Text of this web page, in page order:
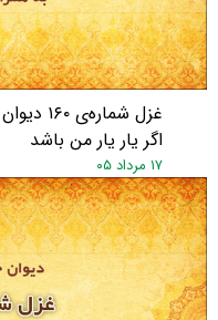
غزل
اگر یار یار من باشد
۱۷ مرداد ۰۵